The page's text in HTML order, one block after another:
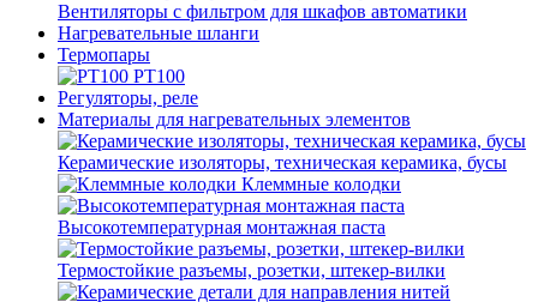
Вентиляторы с фильтром для шкафов автоматики
Нагревательные шланги
Термопары
PT100
Регуляторы, реле
Материалы для нагревательных элементов
Керамические изоляторы, техническая керамика, бусы
Клеммные колодки
Высокотемпературная монтажная паста
Термостойкие разъемы, розетки, штекер-вилки